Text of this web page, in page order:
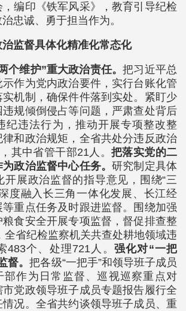
编印《铁军风采》，教育引导纪检
忠诚、勇于担当作为。
监督具体化精准化常态化
个维护”重大政治责任。把习近平总
作为党内政治要件，实行台账化管
机制，确保件件落到实处。紧盯少
规倾倒侵占等问题，严肃查处背后
纪违法行为，推动开展专项整改整
和政治规矩，全省共处分违反政治
其中省管干部21人。把落实党的二
政治监督中心任务。研究制定具体
开展政治监督的指导意见，围绕“三
度融入长三角一体化发展、长江经
重点任务及时跟进监督。围绕加强
食安全开展专项监督，督促排查整
全省纪检监察机关共查处耕地领域违
483个、处理721人。 强化对“一把
督。把各级“一把手”和领导班子成员
部作为日常监督、巡视巡察重点对
党政领导班子成员专题报告履行全
况。全省共约谈领导班子成员、重